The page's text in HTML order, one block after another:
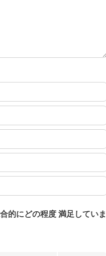
的にどの程度 満足していま